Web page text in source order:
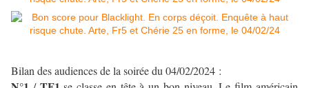
Bilan des audiences de la soirée du 04/02/2024 :